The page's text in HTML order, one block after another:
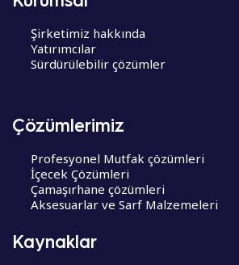
Şirketimiz hakkında
Yatırımcılar
Sürdürülebilir çözümler
Çözümlerimiz
Profesyonel Mutfak çözümleri
İçecek Çözümleri
Çamaşırhane çözümleri
Aksesuarlar ve Sarf Malzemeleri
Kaynaklar